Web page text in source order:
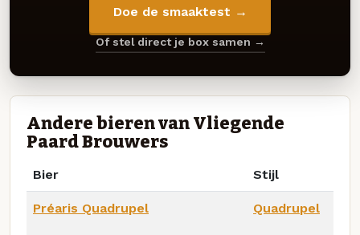
Doe de smaaktest →
Of stel direct je box samen →
Andere bieren van Vliegende
Paard Brouwers
Bier Stijl
Préaris Quadrupel Quadrupel